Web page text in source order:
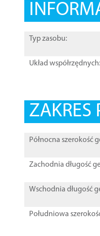
Typ zasobu:
Układ współrzędnych:
ZAKRES
Północna szerokość
Zachodnia długość
Wschodnia długość
Południowa